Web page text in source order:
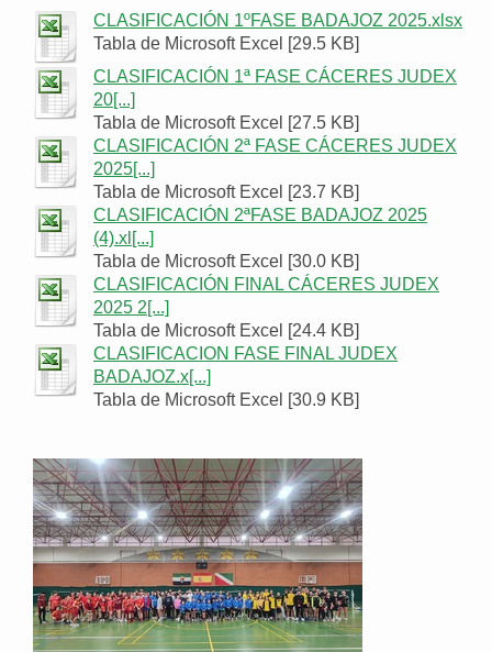
CLASIFICACIÓN 1ºFASE BADAJOZ 2025.xlsx
Tabla de Microsoft Excel [29.5 KB]
CLASIFICACIÓN 1ª FASE CÁCERES JUDEX
20[...]
Tabla de Microsoft Excel [27.5 KB]
CLASIFICACIÓN 2ª FASE CÁCERES JUDEX
2025[...]
Tabla de Microsoft Excel [23.7 KB]
CLASIFICACIÓN 2ªFASE BADAJOZ 2025
(4).xl[...]
Tabla de Microsoft Excel [30.0 KB]
CLASIFICACIÓN FINAL CÁCERES JUDEX
2025 2[...]
Tabla de Microsoft Excel [24.4 KB]
CLASIFICACION FASE FINAL JUDEX
BADAJOZ.x[...]
Tabla de Microsoft Excel [30.9 KB]